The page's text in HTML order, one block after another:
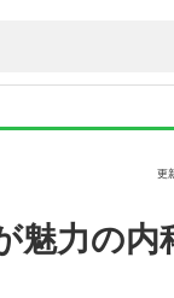
更
魅力の内